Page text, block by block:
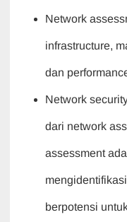
Network
infrastructure,
dan
Network
dari network
assessment
berpotensi